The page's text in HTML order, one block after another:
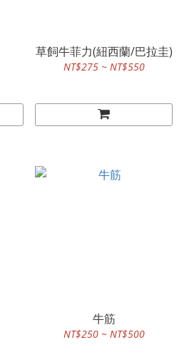
草飼牛菲力(紐西蘭/巴拉圭)
NT$275 ~ NT$550
牛筋
NT$250 ~ NT$500